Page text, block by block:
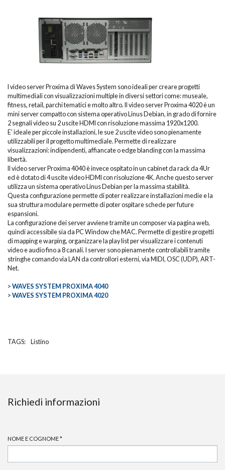
I video server Proxima di Waves System sono ideali per creare progetti
multimediali con visualizzazioni multiple in diversi settori come: museale,
fitness, retail, parchi tematici e molto altro. Il video server Proxima 4020 è un
mini server compatto con sistema operativo Linus Debian, in grado di fornire
2 segnali video su 2 uscite HDMI con risoluzione massima 1920x1200.
E’ ideale per piccole installazioni, le sue 2 uscite video sono pienamente
utilizzabili per il progetto multimediale. Permette di realizzare
visualizzazioni: indipendenti, affiancate o edge blanding con la massima
libertà.
Il video server Proxima 4040 è invece ospitato in un cabinet da rack da 4Ur
ed è dotato di 4 uscite video HDMI con risoluzione 4K. Anche questo server
utilizza un sistema operativo Linus Debian per la massima stabilità.
Questa configurazione permette di poter realizzare installazioni medie e la
sua struttura modulare permette di poter ospitare schede per future
espansioni.
La configurazione dei server avviene tramite un composer via pagina web,
quindi accessibile sia da PC Window che MAC. Permette di gestire progetti
di mapping e warping, organizzare la play list per visualizzare i contenuti
video e audio fino a 8 canali. I server sono pienamente controllabili tramite
stringhe comando via LAN da controllori esterni, via MIDI, OSC (UDP), ART-
Net.
> WAVES SYSTEM PROXIMA 4040
> WAVES SYSTEM PROXIMA 4020
TAGS: Listino
Richiedi informazioni
NOME E COGNOME*